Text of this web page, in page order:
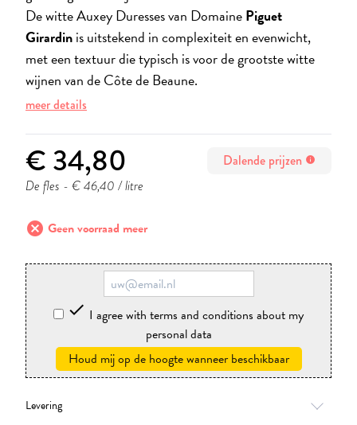
De witte Auxey Duresses van DomainePiguet
Girardinis uitstekend in complexiteit en evenwicht,
met een textuur die typisch is voor de grootste witte
wijnen van de Côte de Beaune.
meer details
€ 34,80 Dalende prijzen info
De fles - € 46,40 / litre
cancel Geen voorraad meer
 I agree with terms and conditions about my
personal data
Houd mij op de hoogte wanneer beschikbaar
Levering